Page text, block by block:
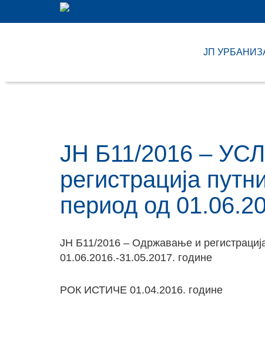
ЈП
ЈН Б11/2016 –
регистрација
период од
ЈН Б11/2016 – Oдржавање и
01.06.2016.-31.05.2017. године
РОК ИСТИЧЕ 01.04.2016. године